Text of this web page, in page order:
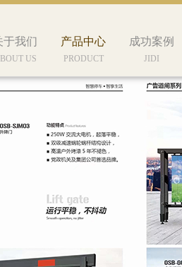
于我们
US
产品中心
PRODUCT
成功案例
JIDI